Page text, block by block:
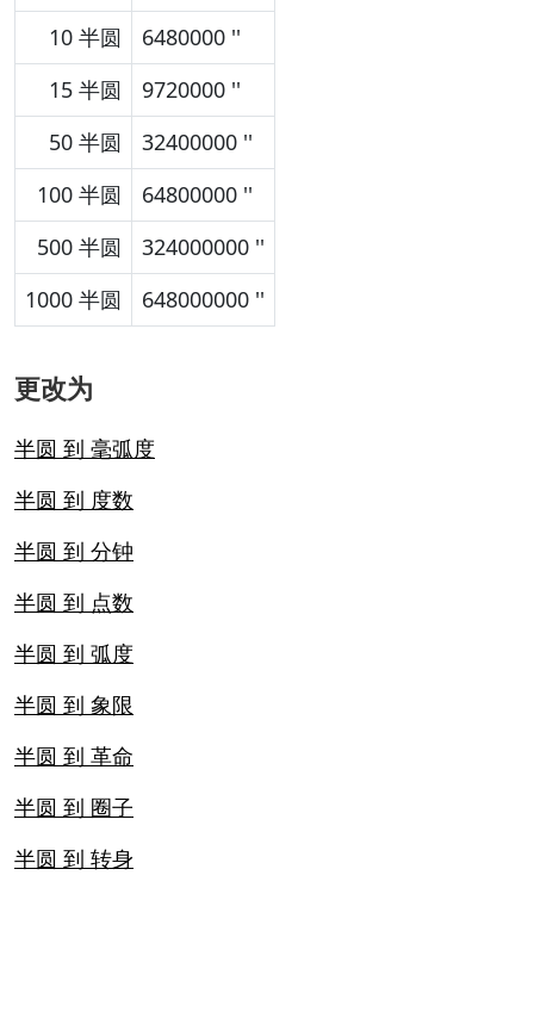
10 半圆
6480000 ''
15 半圆
9720000 ''
50 半圆
32400000 ''
100 半圆
64800000 ''
500 半圆
324000000 ''
1000 半圆
648000000 ''
更改为
半圆 到 毫弧度
半圆 到 度数
半圆 到 分钟
半圆 到 点数
半圆 到 弧度
半圆 到 象限
半圆 到 革命
半圆 到 圈子
半圆 到 转身